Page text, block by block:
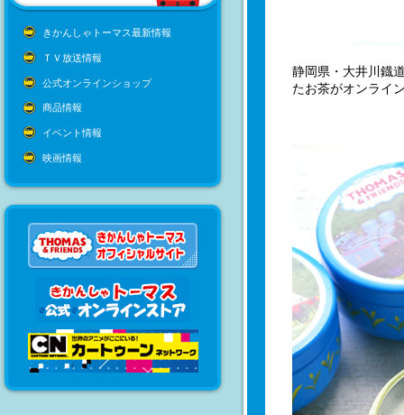
きかんしゃトーマス最新情報
ＴＶ放送情報
公式オンラインショップ
商品情報
イベント情報
映画情報
静岡県・大井川鐡
たお茶がオンライ